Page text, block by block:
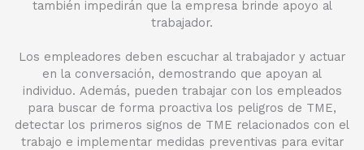
también impedirán que la empresa brinde apoyo al
trabajador.
Los empleadores deben escuchar al trabajador y actuar
en la conversación, demostrando que apoyan al
individuo. Además, pueden trabajar con los empleados
para buscar de forma proactiva los peligros de TME,
detectar los primeros signos de TME relacionados con el
trabajo e implementar medidas preventivas para evitar